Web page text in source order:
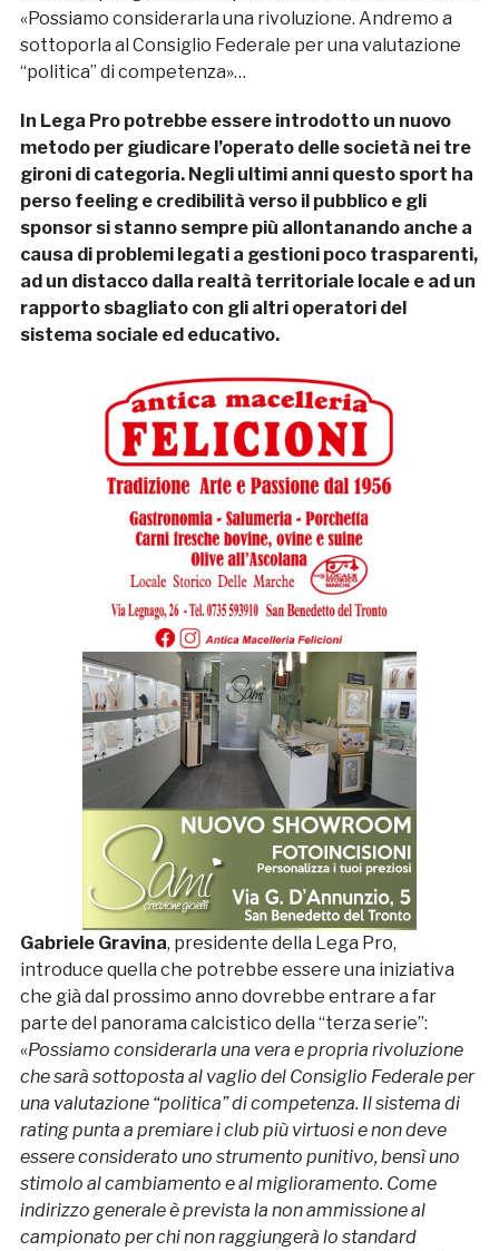
«Possiamo considerarla una rivoluzione. Andremo a
sottoporla al Consiglio Federale per una valutazione
“politica” di competenza»…
In Lega Pro potrebbe essere introdotto un nuovo
metodo per giudicare l’operato delle società nei tre
gironi di categoria. Negli ultimi anni questo sport ha
perso feeling e credibilità verso il pubblico e gli
sponsor si stanno sempre più allontanando anche a
causa di problemi legati a gestioni poco trasparenti,
ad un distacco dalla realtà territoriale locale e ad un
rapporto sbagliato con gli altri operatori del
sistema sociale ed educativo.
Gabriele Gravina, presidente della Lega Pro,
introduce quella che potrebbe essere una iniziativa
che già dal prossimo anno dovrebbe entrare a far
parte del panorama calcistico della “terza serie”:
«Possiamo considerarla una vera e propria rivoluzione
che sarà sottoposta al vaglio del Consiglio Federale per
una valutazione “politica” di competenza. Il sistema di
rating punta a premiare i club più virtuosi e non deve
essere considerato uno strumento punitivo, bensì uno
stimolo al cambiamento e al miglioramento. Come
indirizzo generale è prevista la non ammissione al
campionato per chi non raggiungerà lo standard